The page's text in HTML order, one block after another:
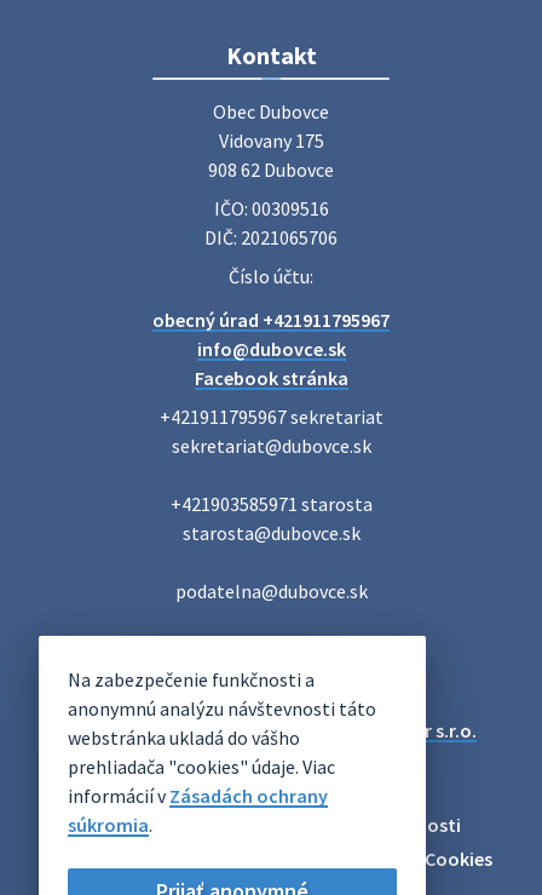
Na zabezpečenie funkčnosti a
anonymnú analýzu návštevnosti táto
webstránka ukladá do vášho
prehliadača "cookies" údaje. Viac
informácií vZásadách ochrany
súkromia.
OFICIÁLNE STRÁNKY
Technický prevádzkovateľ:Alphabet partner s.r.o.
Správca obsahu:
Posledná aktualizácia:06.08.2026
Odber RSS
Vyhlásenie o prístupnosti
Nastaviť Cookies
Kontakt
Obec Dubovce
Vidovany 175
908 62 Dubovce
IČO: 00309516
DIČ: 2021065706
Číslo účtu:
obecný úrad +421911795967
info@dubovce.sk
Facebook stránka
+421911795967 sekretariat
sekretariat@dubovce.sk
+421903585971 starosta
starosta@dubovce.sk
podatelna@dubovce.sk